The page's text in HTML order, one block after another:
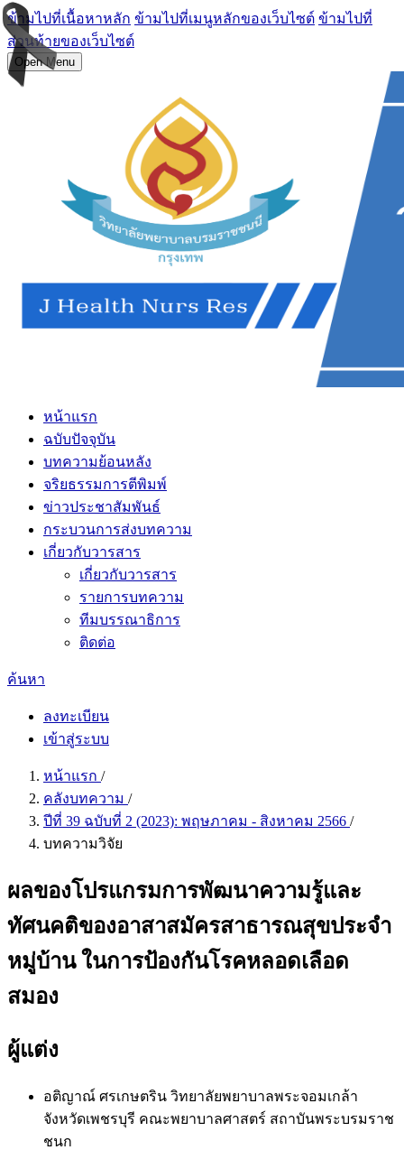
ข้ามไปที่เนื้อหาหลัก ข้ามไปที่เมนูหลักของเว็บไซต์ ข้ามไปที่
ส่วนท้ายของเว็บไซต์
Open Menu
หน้าแรก
ฉบับปัจจุบัน
บทความย้อนหลัง
จริยธรรมการตีพิมพ์
ข่าวประชาสัมพันธ์
กระบวนการส่งบทความ
เกี่ยวกับวารสาร
เกี่ยวกับวารสาร
รายการบทความ
ทีมบรรณาธิการ
ติดต่อ
ค้นหา
ลงทะเบียน
เข้าสู่ระบบ
หน้าแรก /
คลังบทความ /
ปีที่ 39 ฉบับที่ 2 (2023): พฤษภาคม - สิงหาคม 2566 /
บทความวิจัย
ผลของโปรแกรมการพัฒนาความรู้และ
ทัศนคติของอาสาสมัครสาธารณสุขประจำ
หมู่บ้าน ในการป้องกันโรคหลอดเลือด
สมอง
ผู้แต่ง
อติญาณ์ ศรเกษตริน วิทยาลัยพยาบาลพระจอมเกล้า
จังหวัดเพชรบุรี คณะพยาบาลศาสตร์ สถาบันพระบรมราช
ชนก